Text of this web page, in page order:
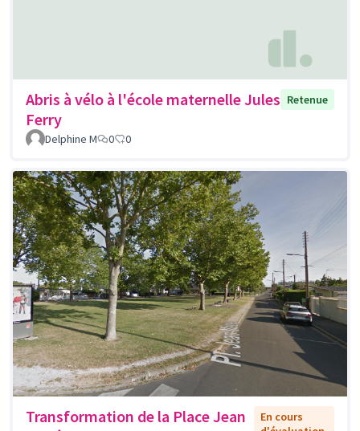
Abris à vélo à l'école maternelle Jules
Ferry
Retenue
Delphine M 0 0
Transformation de la Place Jean
En cours